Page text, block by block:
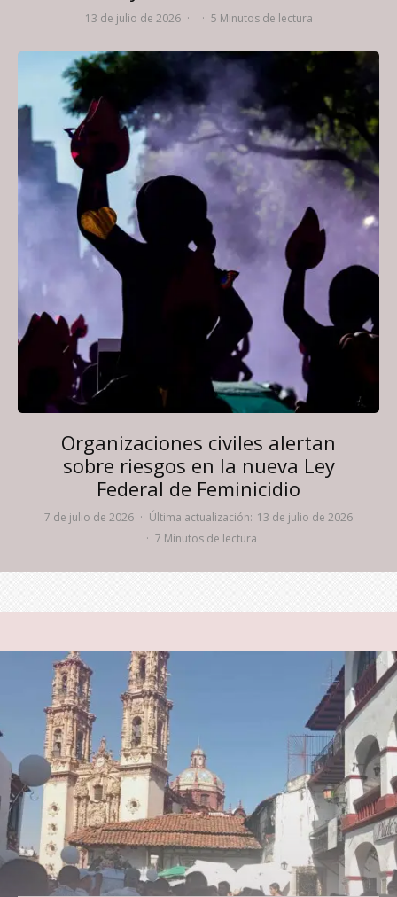
13 de julio de 2026 · · 5 Minutos de lectura
Organizaciones civiles alertan
sobre riesgos en la nueva Ley
Federal de Feminicidio
7 de julio de 2026 · Última actualización: 13 de julio de 2026
· 7 Minutos de lectura